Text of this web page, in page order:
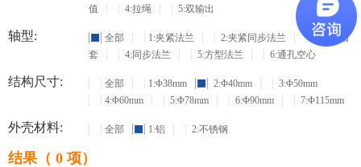
值
4:拉绳 5:双输出
轴型: 全部 1:夹紧法兰 2:夹紧同步法兰
3:盲孔轴
套
4:同步法兰 5:方型法兰 6:通孔空心
结构尺寸: 全部 1:Φ38mm 2:Φ40mm
3:Φ50mm
4:Φ60mm
5:Φ78mm 6:Φ90mm 7:Φ115mm
外壳材料: 全部 1:铝 2:不锈钢
结果（ 0 项）